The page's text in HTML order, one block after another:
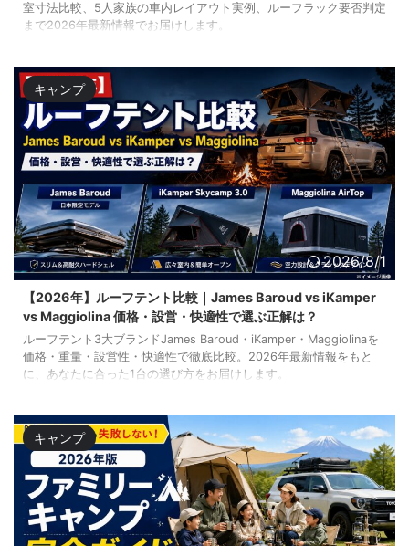
室寸法比較、5人家族の車内レイアウト実例、ルーフラック要否判定
まで2026年最新情報でお届けします。
キャンプ
2026/8/1
【2026年】ルーフテント比較｜James Baroud vs iKamper
vs Maggiolina 価格・設営・快適性で選ぶ正解は？
ルーフテント3大ブランドJames Baroud・iKamper・Maggiolinaを
価格・重量・設営性・快適性で徹底比較。2026年最新情報をもと
に、あなたに合った1台の選び方をお届けします。
キャンプ